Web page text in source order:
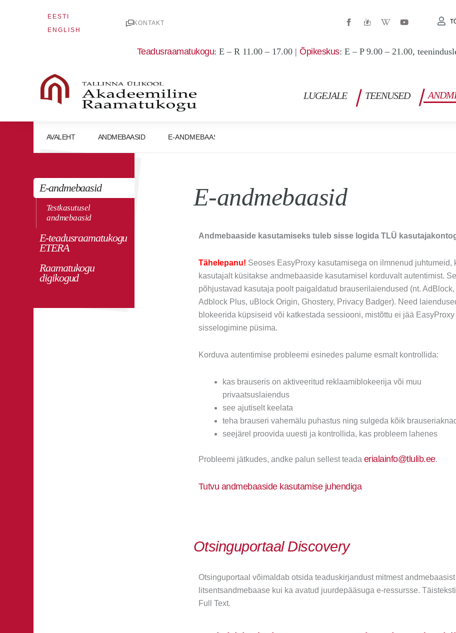
EESTI
ENGLISH
KONTAKT
W
i
e
w
Y
o
u
b
Teadusraamatukogu: E – R 11.00 – 17.00 | Õpikeskus: E – P 9.00 – 21.00,
LUGEJALE TEENUSED
AVALEHT ANDMEBAASID E-ANDMEBAASID
E-andmebaasid
Testkasutusel
andmebaasid
E-teadusraamatukogu
ETERA
Raamatukogu
digikogud
E-andmebaasid
Andmebaaside kasutamiseks tuleb sisse logida TLÜ
Tähelepanu! Seoses EasyProxy kasutamisega on ilmnenud juhtumeid,
kasutajalt küsitakse andmebaaside kasutamisel korduvalt autentimist.
põhjustavad kasutaja poolt paigaldatud brauserilaiendused (nt. AdBlock,
Adblock Plus, uBlock Origin, Ghostery, Privacy Badger). Need
blokeerida küpsiseid või katkestada sessiooni, mistõttu ei jää EasyProxy
sisselogimine püsima.
Korduva autentimise probleemi esinedes palume esmalt kontrollida:
kas brauseris on aktiveeritud reklaamiblokeerija või muu
privaatsuslaiendus
see ajutiselt keelata
teha brauseri vahemälu puhastus ning sulgeda kõik
seejärel proovida uuesti ja kontrollida, kas probleem lahenes
Probleemi jätkudes, andke palun sellest teada erialainfo@tlulib.ee.
Tutvu andmebaaside kasutamise juhendiga
Otsinguportaal Discovery
Otsinguportaal võimaldab otsida teaduskirjandust mitmest
litsentsandmebaase kui ka avatud juurdepääsuga e-ressursse.
Full Text.